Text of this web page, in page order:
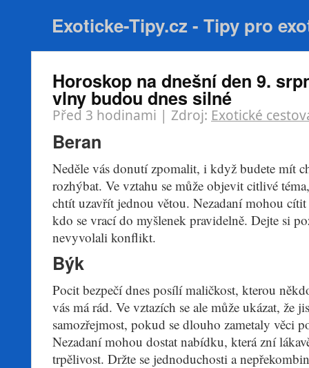
Exoticke-Tipy.cz - Tipy pro
Horoskop na dnešní den 9.
vlny budou dnes silné
Před 3 hodinami | Zdroj: Exotické
Beran
Neděle vás donutí zpomalit, i když budete mít
rozhýbat. Ve vztahu se může objevit citlivé
chtít uzavřít jednou větou. Nezadaní mohou
kdo se vrací do myšlenek pravidelně. Dejte si
nevyvolali konflikt.
Býk
Pocit bezpečí dnes posílí maličkost, kterou
vás má rád. Ve vztazích se ale může ukázat, že
samozřejmost, pokud se dlouho zametaly věci
Nezadaní mohou dostat nabídku, která zní
trpělivost. Držte se jednoduchosti a